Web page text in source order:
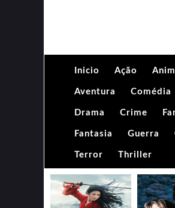
Inicio Ação
Aventura Comédia
Drama Crime
Fantasia Guerra
Terror Thriller